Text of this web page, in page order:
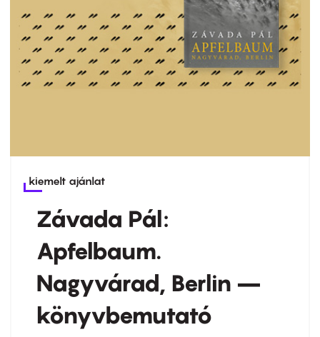
kiemelt ajánlat
Závada Pál:
Apfelbaum.
Nagyvárad, Berlin –
könyvbemutató